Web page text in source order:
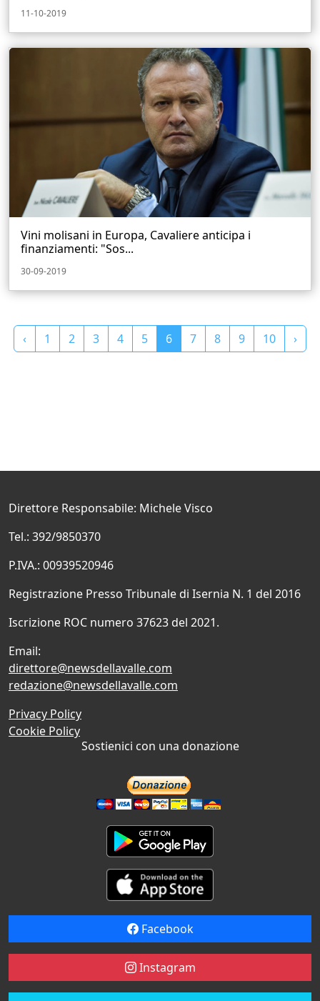
11-10-2019
Vini molisani in Europa, Cavaliere anticipa i
finanziamenti: "Sos...
30-09-2019
‹ 1 2 3 4 5 6 7 8 9 10 ›
Direttore Responsabile: Michele Visco
Tel.: 392/9850370
P.IVA.: 00939520946
Registrazione Presso Tribunale di Isernia N. 1 del 2016
Iscrizione ROC numero 37623 del 2021.
Email:
direttore@newsdellavalle.com
redazione@newsdellavalle.com
Privacy Policy
Cookie Policy
Sostienici con una donazione
Facebook
Instagram